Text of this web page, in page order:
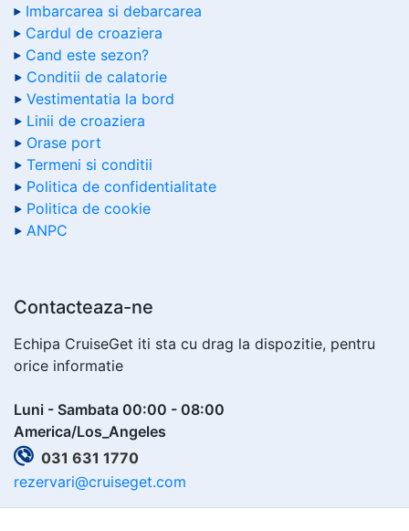
Imbarcarea si debarcarea
Cardul de croaziera
Cand este sezon?
Conditii de calatorie
Vestimentatia la bord
Linii de croaziera
Orase port
Termeni si conditii
Politica de confidentialitate
Politica de cookie
ANPC
Contacteaza-ne
Echipa CruiseGet iti sta cu drag la dispozitie, pentru
orice informatie
Luni - Sambata 00:00 - 08:00
America/Los_Angeles
031 631 1770
rezervari@cruiseget.com